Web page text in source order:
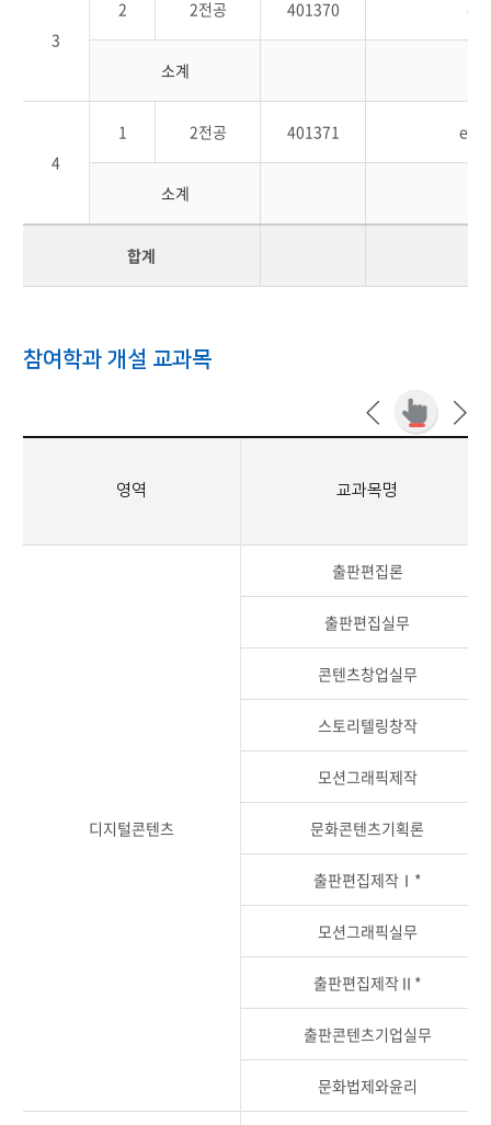
3
2 2전공 401370 e-
소계
4
1 2전공 401371 e-
소계
합계
참여학과 개설 교과목
영역 교과목명
디지털콘텐츠
출판편집론
출판편집실무
콘텐츠창업실무
스토리텔링창작
모션그래픽제작
문화콘텐츠기획론
출판편집제작Ⅰ*
모션그래픽실무
출판편집제작Ⅱ*
출판콘텐츠기업실무
문화법제와윤리